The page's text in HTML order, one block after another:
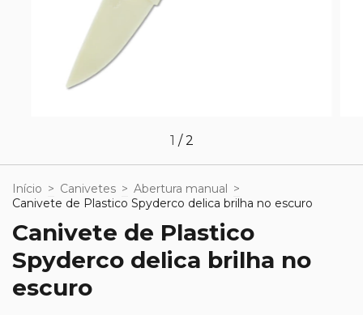
1 /2
Início > Canivetes > Abertura manual >
Canivete de Plastico Spyderco delica brilha no escuro
Canivete de Plastico
Spyderco delica brilha no
escuro